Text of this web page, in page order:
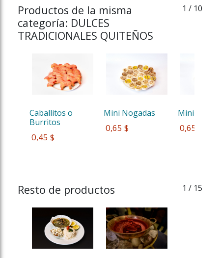
Productos de la misma
categoría: DULCES
TRADICIONALES QUITEÑOS
1 / 10
Caballitos o
Burritos
0,45 $
Mini Nogadas
0,65 $
Mini
0,65 $
Resto de productos 1 / 15